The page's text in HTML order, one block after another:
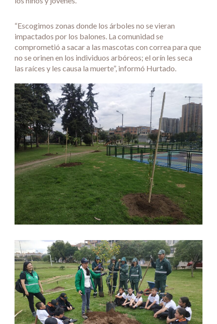
“Escogimos zonas donde los árboles no se vieran
impactados por los balones. La comunidad se
comprometió a sacar a las mascotas con correa para que
no se orinen en los individuos arbóreos; el orín les seca
las raíces y les causa la muerte”, informó Hurtado.